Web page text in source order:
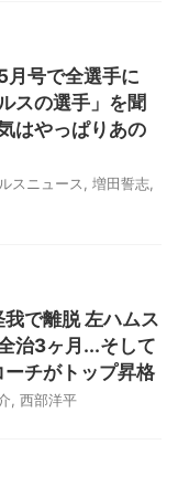
月号で全選手に
スの選手」を聞
はやっぱりあの
スニュース 増田誓志
で離脱 左ハムス
治3ヶ月...そして
チがトップ昇格
西部洋平